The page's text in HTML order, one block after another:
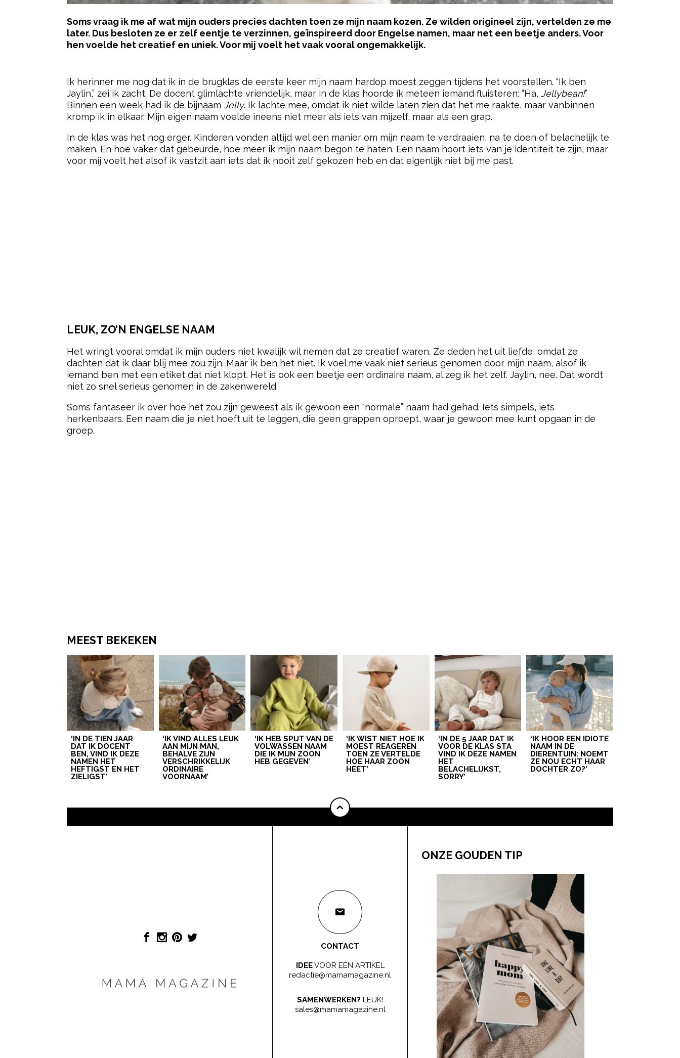
Soms vraag ik me af wat mijn ouders precies dachten toen ze mijn naam kozen. Ze wilden origineel zijn, vertelden ze me
later. Dus besloten ze er zelf eentje te verzinnen, geïnspireerd door Engelse namen, maar net een beetje anders. Voor
hen voelde het creatief en uniek. Voor mij voelt het vaak vooral ongemakkelijk.
Ik herinner me nog dat ik in de brugklas de eerste keer mijn naam hardop moest zeggen tijdens het voorstellen. “Ik ben
Jaylin,” zei ik zacht. De docent glimlachte vriendelijk, maar in de klas hoorde ik meteen iemand fluisteren: “Ha, Jellybean!”
Binnen een week had ik de bijnaam Jelly. Ik lachte mee, omdat ik niet wilde laten zien dat het me raakte, maar vanbinnen
kromp ik in elkaar. Mijn eigen naam voelde ineens niet meer als iets van mijzelf, maar als een grap.
In de klas was het nog erger. Kinderen vonden altijd wel een manier om mijn naam te verdraaien, na te doen of belachelijk te
maken. En hoe vaker dat gebeurde, hoe meer ik mijn naam begon te haten. Een naam hoort iets van je identiteit te zijn, maar
voor mij voelt het alsof ik vastzit aan iets dat ik nooit zelf gekozen heb en dat eigenlijk niet bij me past.
LEUK, ZO’N ENGELSE NAAM
Het wringt vooral omdat ik mijn ouders niet kwalijk wil nemen dat ze creatief waren. Ze deden het uit liefde, omdat ze
dachten dat ik daar blij mee zou zijn. Maar ik ben het niet. Ik voel me vaak niet serieus genomen door mijn naam, alsof ik
iemand ben met een etiket dat niet klopt. Het is ook een beetje een ordinaire naam, al zeg ik het zelf. Jaylin, nee. Dat wordt
niet zo snel serieus genomen in de zakenwereld.
Soms fantaseer ik over hoe het zou zijn geweest als ik gewoon een “normale” naam had gehad. Iets simpels, iets
herkenbaars. Een naam die je niet hoeft uit te leggen, die geen grappen oproept, waar je gewoon mee kunt opgaan in de
groep.
MEEST BEKEKEN
‘IN DE TIEN JAAR
DAT IK DOCENT
BEN, VIND IK DEZE
NAMEN HET
HEFTIGST EN HET
ZIELIGST’
‘IK VIND ALLES LEUK
AAN MIJN MAN,
BEHALVE ZIJN
VERSCHRIKKELIJK
ORDINAIRE
VOORNAAM’
‘IK HEB SPIJT VAN DE
VOLWASSEN NAAM
DIE IK MIJN ZOON
HEB GEGEVEN’
‘IK WIST NIET HOE IK
MOEST REAGEREN
TOEN ZE VERTELDE
HOE HAAR ZOON
HEET’
‘IN DE 5 JAAR DAT IK
VOOR DE KLAS STA
VIND IK DEZE NAMEN
HET
BELACHELIJKST,
SORRY’
‘IK HOOR EEN IDIOTE
NAAM IN DE
DIERENTUIN: NOEMT
ZE NOU ECHT HAAR
DOCHTER ZO?’
CONTACT
IDEEVOOR EEN ARTIKEL
redactie@mamamagazine.nl
SAMENWERKEN? LEUK!
sales@mamamagazine.nl
ONZE GOUDEN TIP